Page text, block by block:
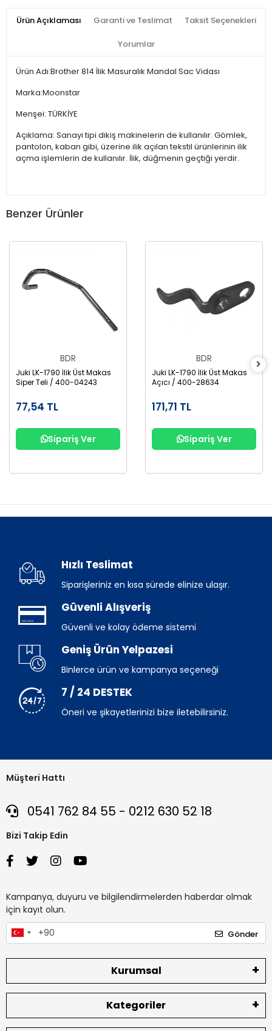
Ürün Açıklaması Garanti ve Teslimat Taksit Seçenekleri
Yorumlar
Ürün Adı:Brother 814 İlik Masuralık Mandal Sac Vidası
Marka:Moonstar
Menşei: TÜRKİYE
Açıklama: Sanayi tipi dikiş makinelerin de kullanılır. Gömlek,
pantolon, kaban gibi, üzerine ilik açılan tekstil ürünlerinin ilik
açma işlemlerin de kullanılır. İlik, düğmenin geçtiği yerdir.
Benzer Ürünler
BDR
Juki LK-1790 İlik Üst Makas
Siper Teli / 400-04243
77,54 TL
Sipariş Ver
BDR
Juki LK-1790 İlik Üst Makas
Açıcı / 400-28634
171,71 TL
Sipariş Ver
Hızlı Teslimat
Siparişleriniz en kısa sürede elinize ulaşır.
Güvenli Alışveriş
Güvenli ve kolay ödeme sistemi
Geniş Ürün Yelpazesi
Binlerce ürün ve kampanya seçeneği
7 / 24 DESTEK
Öneri ve şikayetlerinizi bize iletebilirsiniz.
Müşteri Hattı
0541 762 84 55 - 0212 630 52 18
Bizi Takip Edin
Kampanya, duyuru ve bilgilendirmelerden haberdar olmak
için kayıt olun.
Gönder
Kurumsal
Kategoriler